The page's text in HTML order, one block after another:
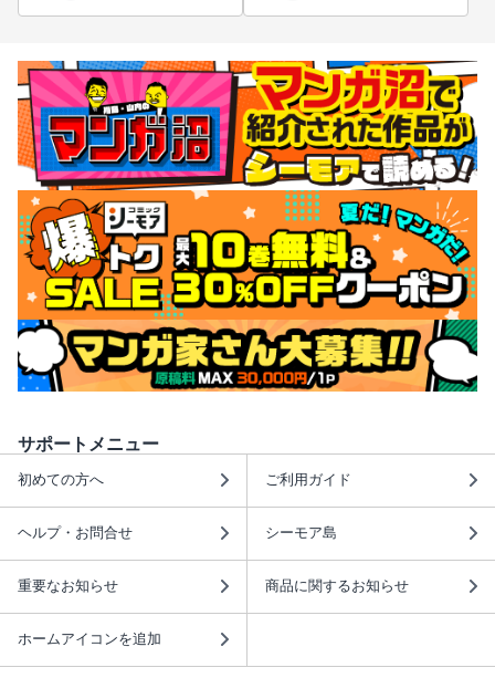
サポートメニュー
初めての方へ ご利用ガイド
ヘルプ・お問合せ シーモア島
重要なお知らせ 商品に関するお知らせ
ホームアイコンを追加